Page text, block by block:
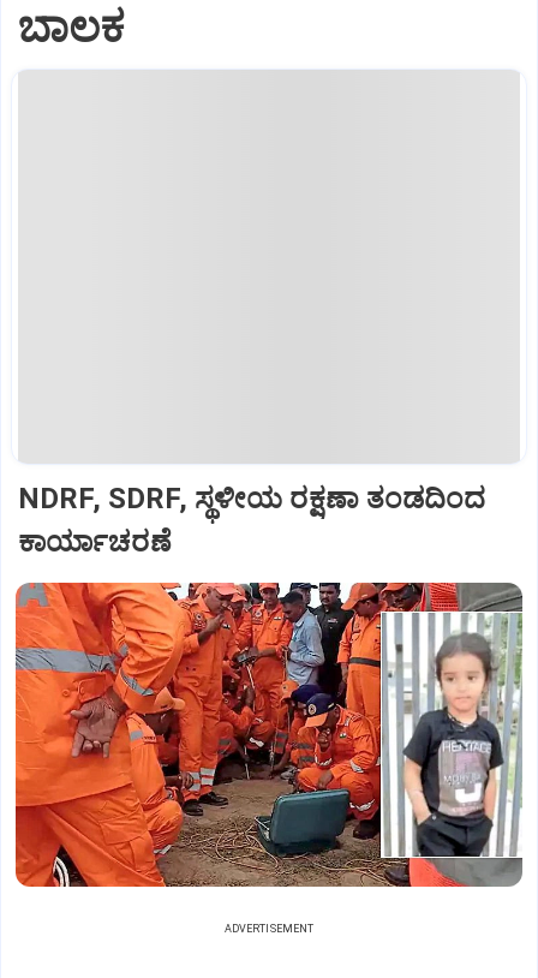
ಬಾಲಕ
NDRF, SDRF, ಸ್ಥಳೀಯ ರಕ್ಷಣಾ ತಂಡದಿಂದ
ಕಾರ್ಯಾಚರಣೆ
ADVERTISEMENT